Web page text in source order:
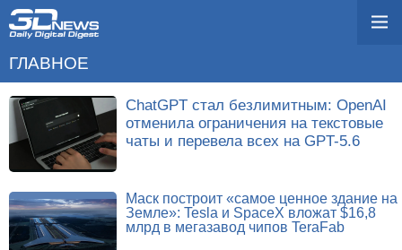
ГЛАВНОЕ
ChatGPT стал безлимитным: OpenAI
отменила ограничения на текстовые
чаты и перевела всех на GPT-5.6
Маск построит «самое ценное здание на
Земле»: Tesla и SpaceX вложат $16,8
млрд в мегазавод чипов TeraFab